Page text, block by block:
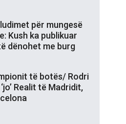
për mungesë
Kush ka publikuar
dënohet me burg
të botës/ Rodri
Realit të Madridit,